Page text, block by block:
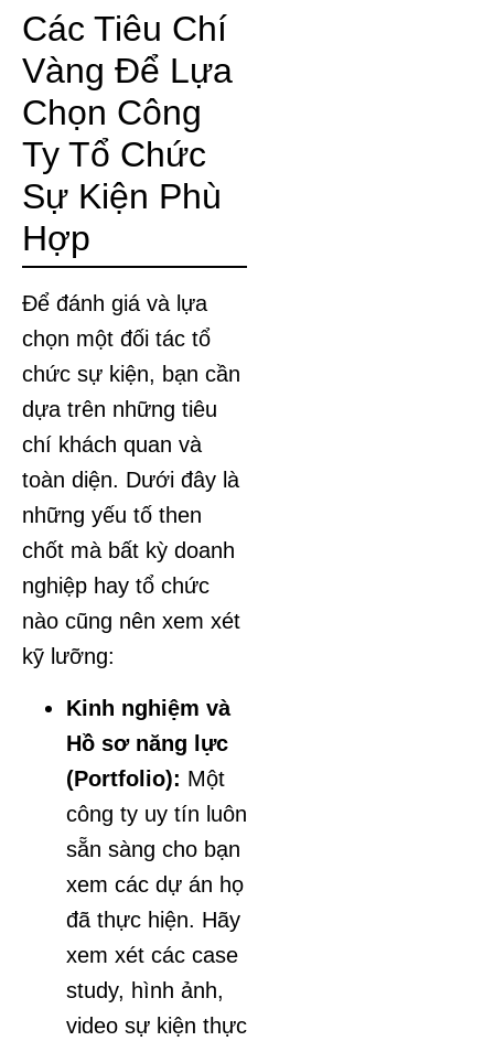
Các Tiêu Chí
Vàng Để Lựa
Chọn Công
Ty Tổ Chức
Sự Kiện Phù
Hợp
Để đánh giá và lựa
chọn một đối tác tổ
chức sự kiện, bạn cần
dựa trên những tiêu
chí khách quan và
toàn diện. Dưới đây là
những yếu tố then
chốt mà bất kỳ doanh
nghiệp hay tổ chức
nào cũng nên xem xét
kỹ lưỡng:
Kinh nghiệm và
Hồ sơ năng lực
(Portfolio): Một
công ty uy tín luôn
sẵn sàng cho bạn
xem các dự án họ
đã thực hiện. Hãy
xem xét các case
study, hình ảnh,
video sự kiện thực